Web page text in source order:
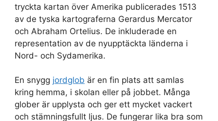
tryckta kartan över Amerika publicerades 1513
av de tyska kartograferna Gerardus Mercator
och Abraham Ortelius. De inkluderade en
representation av de nyupptäckta länderna i
Nord- och Sydamerika.
En snygg jordglob är en fin plats att samlas
kring hemma, i skolan eller på jobbet. Många
glober är upplysta och ger ett mycket vackert
och stämningsfullt ljus. De fungerar lika bra som